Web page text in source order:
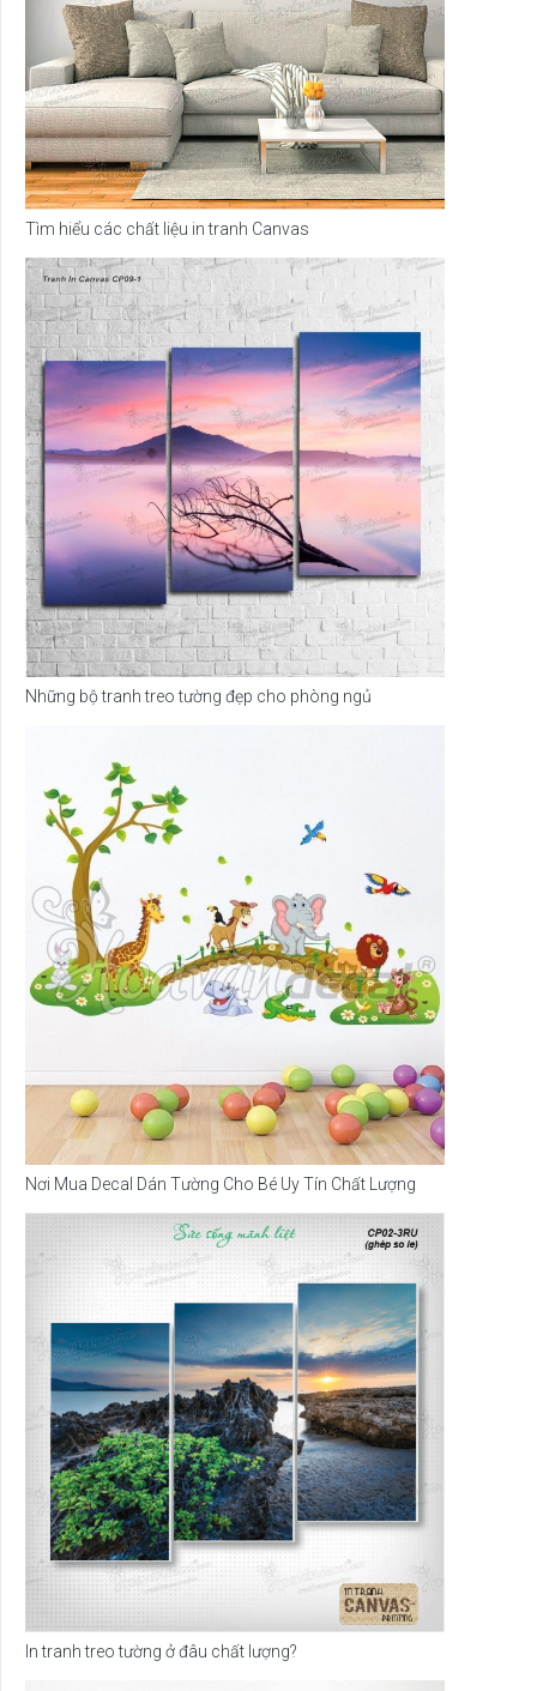
Tìm hiểu các chất liệu in tranh Canvas
Những bộ tranh treo tường đẹp cho phòng ngủ
Nơi Mua Decal Dán Tường Cho Bé Uy Tín Chất Lượng
In tranh treo tường ở đâu chất lượng?